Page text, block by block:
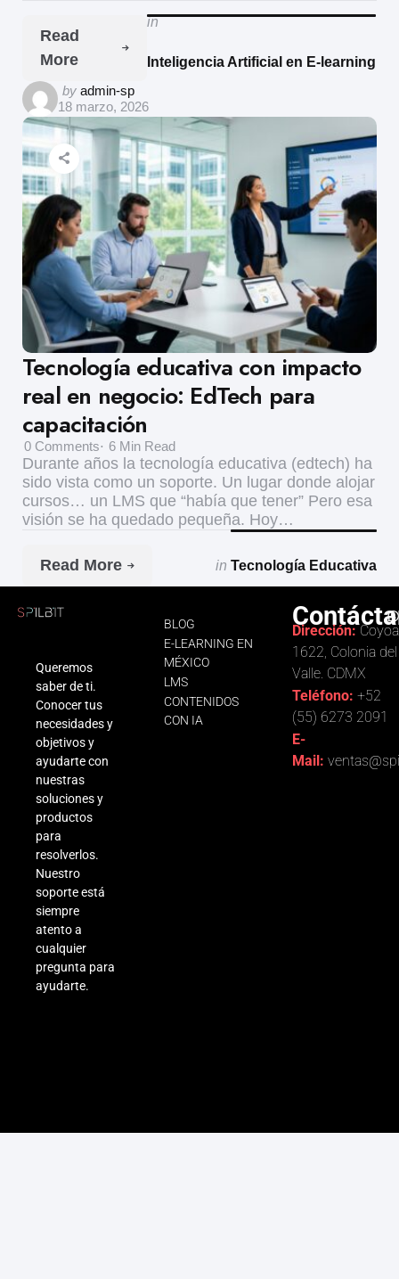
Read
More
in
Inteligencia Artificial en E-learning
by admin-sp
18 marzo, 2026
Tecnología educativa con impacto
real en negocio: EdTech para
capacitación
0 Comments 6 Min Read
Durante años la tecnología educativa (edtech) ha
sido vista como un soporte. Un lugar donde alojar
cursos… un LMS que “había que tener” Pero esa
visión se ha quedado pequeña. Hoy…
Read More in Tecnología Educativa
Queremos
saber de ti.
Conocer tus
necesidades y
objetivos y
ayudarte con
nuestras
soluciones y
productos
para
resolverlos.
Nuestro
soporte está
siempre
atento a
cualquier
pregunta para
ayudarte.
BLOG
E-LEARNING EN
MÉXICO
LMS
CONTENIDOS
CON IA
Dirección:
1622, Colonia del
Valle. CDMX
Teléfono: +52
(55) 6273 2091
E-
Mail: